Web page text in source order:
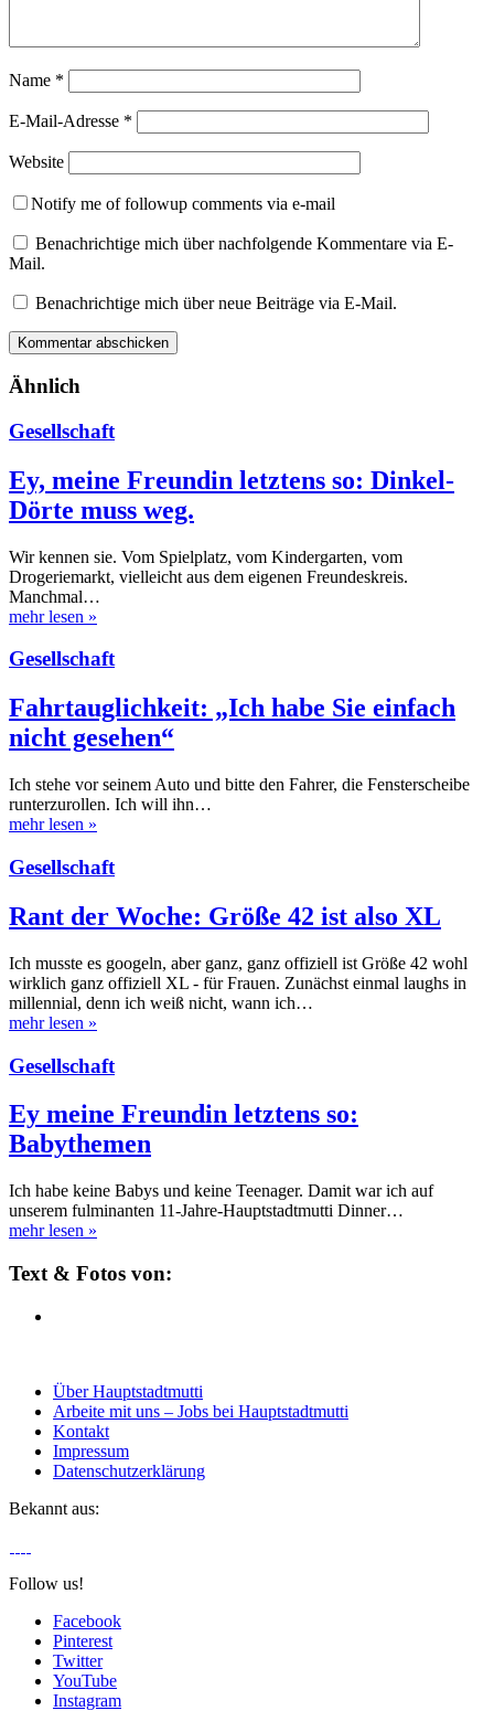
Name *
E-Mail-Adresse *
Website
Notify me of followup comments via e-mail
Benachrichtige mich über nachfolgende Kommentare via E-
Mail.
Benachrichtige mich über neue Beiträge via E-Mail.
Ähnlich
Gesellschaft
Ey, meine Freundin letztens so: Dinkel-
Dörte muss weg.
Wir kennen sie. Vom Spielplatz, vom Kindergarten, vom
Drogeriemarkt, vielleicht aus dem eigenen Freundeskreis.
Manchmal…
mehr lesen »
Gesellschaft
Fahrtauglichkeit: „Ich habe Sie einfach
nicht gesehen“
Ich stehe vor seinem Auto und bitte den Fahrer, die Fensterscheibe
runterzurollen. Ich will ihn…
mehr lesen »
Gesellschaft
Rant der Woche: Größe 42 ist also XL
Ich musste es googeln, aber ganz, ganz offiziell ist Größe 42 wohl
wirklich ganz offiziell XL - für Frauen. Zunächst einmal laughs in
millennial, denn ich weiß nicht, wann ich…
mehr lesen »
Gesellschaft
Ey meine Freundin letztens so:
Babythemen
Ich habe keine Babys und keine Teenager. Damit war ich auf
unserem fulminanten 11-Jahre-Hauptstadtmutti Dinner…
mehr lesen »
Text & Fotos von:
Über Hauptstadtmutti
Arbeite mit uns – Jobs bei Hauptstadtmutti
Kontakt
Impressum
Datenschutzerklärung
Bekannt aus:
Follow us!
Facebook
Pinterest
Twitter
YouTube
Instagram